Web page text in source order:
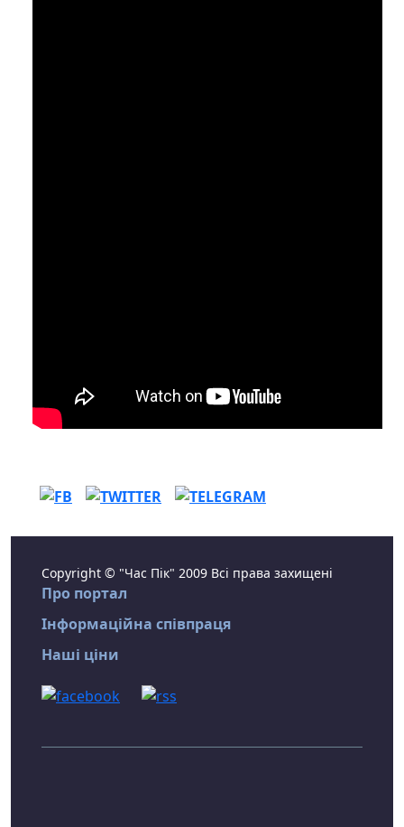
Copyright © "Час Пік" 2009 Всі права захищені
Про портал
Інформаційна співпраця
Наші ціни